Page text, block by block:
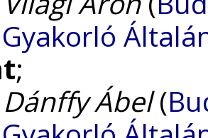
;
Dánffy Ábel(